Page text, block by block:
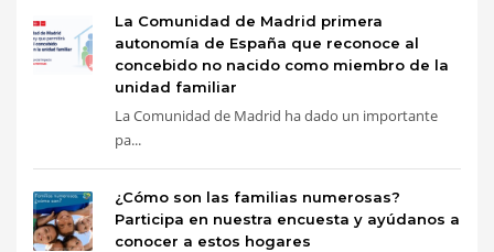
La Comunidad de Madrid primera
autonomía de España que reconoce al
concebido no nacido como miembro de la
unidad familiar
La Comunidad de Madrid ha dado un importante
pa...
¿Cómo son las familias numerosas?
Participa en nuestra encuesta y ayúdanos a
conocer a estos hogares